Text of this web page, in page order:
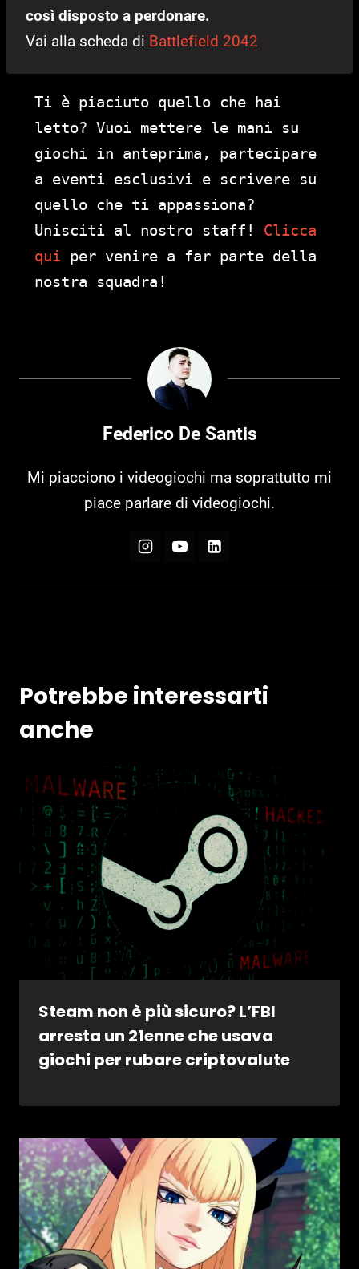
così disposto a perdonare.
Vai alla scheda di Battlefield 2042
Ti è piaciuto quello che hai
letto? Vuoi mettere le mani su
giochi in anteprima, partecipare
a eventi esclusivi e scrivere su
quello che ti appassiona?
Unisciti al nostro staff! Clicca
qui per venire a far parte della
nostra squadra!
Federico De Santis
Mi piacciono i videogiochi ma soprattutto mi
piace parlare di videogiochi.
Potrebbe interessarti
anche
Steam non è più sicuro? L’FBI
arresta un 21enne che usava
giochi per rubare criptovalute